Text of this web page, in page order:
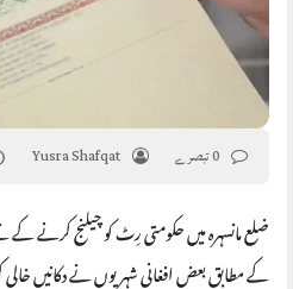
Yusra Shafqat
ضلع مانسہرہ میں حکومتی رِٹ کو چیلنج کرنے
کے مطابق بعض افغانی شہریوں نے دکانیں